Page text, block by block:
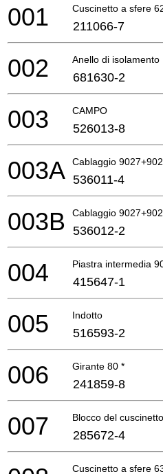
Cuscinetto a sfere
001 211066-7
Anello di isolamento
002 681630-2
CAMPO
003 526013-8
Cablaggio
003A 536011-4
Cablaggio
003B 536012-2
Piastra intermedia
004 415647-1
Indotto
005 516593-2
Girante 80 *
006 241859-8
Blocco del
007 285672-4
Cuscinetto a sfere